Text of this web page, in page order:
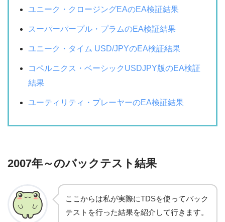
ユニーク・クロージングEAのEA検証結果
スーパーパープル・プラムのEA検証結果
ユニーク・タイム USD/JPYのEA検証結果
コペルニクス・ベーシックUSDJPY版のEA検証
結果
ユーティリティ・プレーヤーのEA検証結果
2007年～のバックテスト結果
ここからは私が実際にTDSを使ってバック
テストを行った結果を紹介して行きます。